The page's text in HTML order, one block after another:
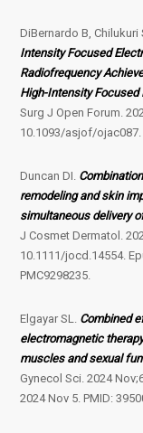
DiBernardo B, Chilukuri
Intensity Focused
Radiofrequency
High-Intensity Focused
Surg J Open Forum.
10.1093/asjof/ojac087.
Duncan DI.
remodeling and skin
simultaneous delivery
J Cosmet Dermatol.
10.1111/jocd.14554.
PMC9298235.
Elgayar SL. Combined
electromagnetic
muscles and sexual
Gynecol Sci. 2024
2024 Nov 5. PMID: